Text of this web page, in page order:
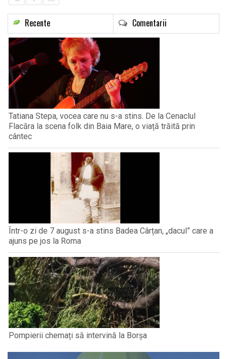
Recente Comentarii
Tatiana Stepa, vocea care nu s-a stins. De la Cenaclul
Flacăra la scena folk din Baia Mare, o viață trăită prin
cântec
Într-o zi de 7 august s-a stins Badea Cârțan, „dacul” care a
ajuns pe jos la Roma
Pompierii chemați să intervină la Borșa